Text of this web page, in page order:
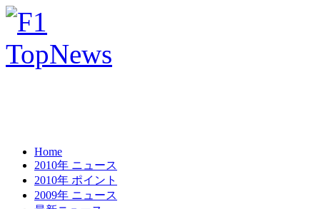
Home
2010年 ニュース
2010年 ポイント
2009年 ニュース